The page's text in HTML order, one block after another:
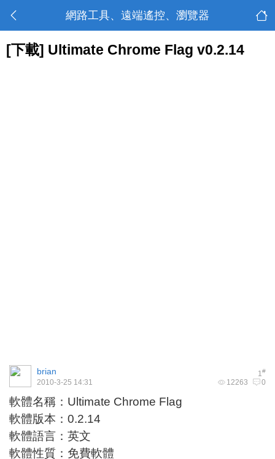
網路工具、遠端遙控、瀏覽器
[下載] Ultimate Chrome Flag v0.2.14
1#
brian
12263 0
2010-3-25 14:31
軟體名稱：Ultimate Chrome Flag
軟體版本：0.2.14
軟體語言：英文
軟體性質：免費軟體